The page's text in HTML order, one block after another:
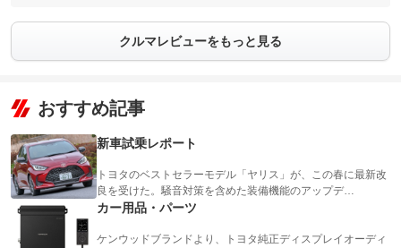
クルマレビューをもっと見る
おすすめ記事
新車試乗レポート
トヨタのベストセラーモデル「ヤリス」が、この春に最新改
良を受けた。騒音対策を含めた装備機能のアップデ…
カー用品・パーツ
ケンウッドブランドより、トヨタ純正ディスプレイオーディ